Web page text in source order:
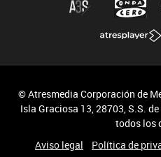
© Atresmedia Corporación de
Isla Graciosa 13, 28703, S.S.
todos los
Aviso legal
Política de